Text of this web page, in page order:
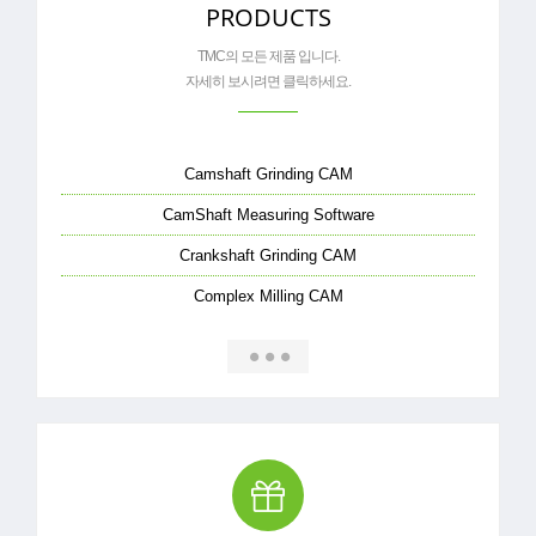
PRODUCTS
TMC의 모든 제품 입니다.
Camshaft Grinding CAM
CamShaft Measuring Software
Crankshaft Grinding CAM
Complex Milling CAM